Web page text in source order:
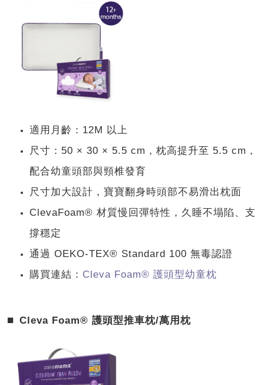
適用月齡：12M 以上
尺寸：50 × 30 × 5.5 cm，枕高提升至 5.5 cm，
配合幼童頭部與頸椎發育
尺寸加大設計，寶寶翻身時頭部不易滑出枕面
ClevaFoam® 材質慢回彈特性，久睡不塌陷、支
撐穩定
通過 OEKO-TEX® Standard 100 無毒認證
購買連結： Cleva Foam® 護頭型幼童枕
⏹︎ Cleva Foam® 護頭型推車枕/萬用枕